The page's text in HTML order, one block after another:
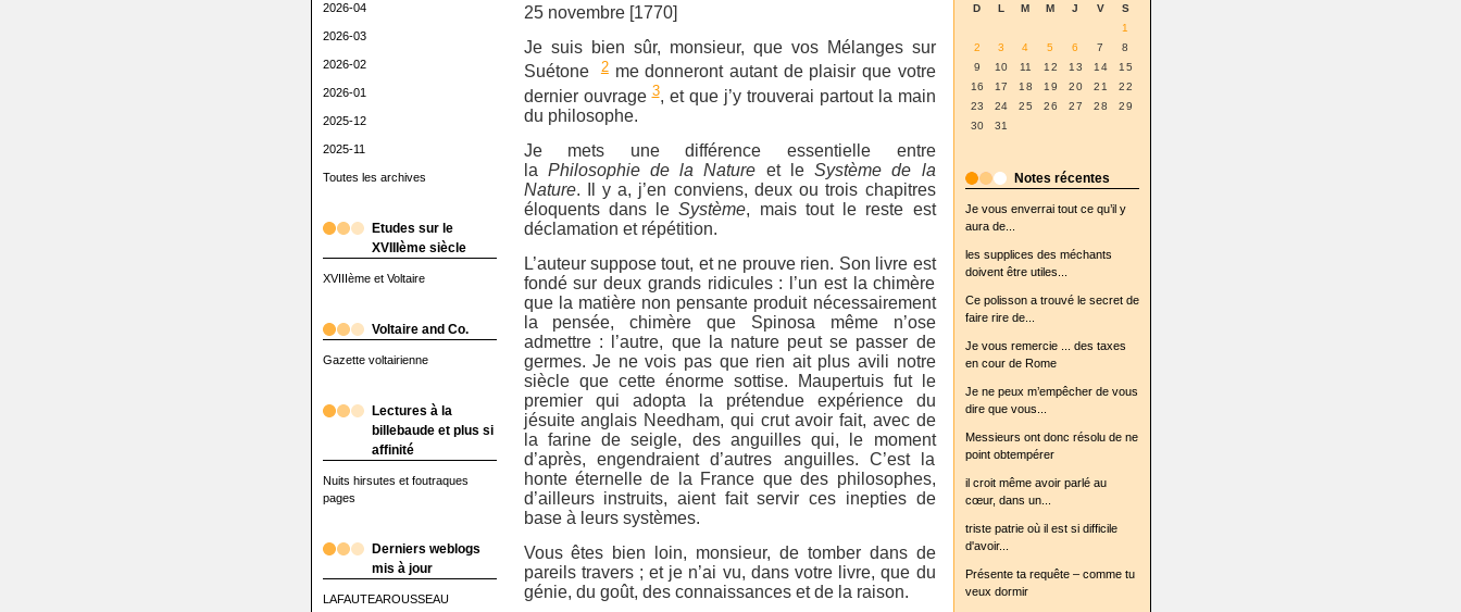
2026-04
2026-03
2026-02
2026-01
2025-12
2025-11
Toutes les archives
Etudes sur le
XVIIIème siècle
XVIIIème et Voltaire
Voltaire and Co.
Gazette voltairienne
Lectures à la
billebaude et plus si
affinité
Nuits hirsutes et foutraques
pages
Derniers weblogs
mis à jour
LAFAUTEAROUSSEAU
D L M M J V
S
1
2
3 4 5 6 7
8
9
10 11 12 13 14
15
16
17 18 19 20 21
22
23
24 25 26 27 28
29
30
31
Notes récentes
Je vous enverrai tout ce qu’il y
aura de...
les supplices des méchants
doivent être utiles...
Ce polisson a trouvé le secret de
faire rire de...
Je vous remercie ... des taxes
en cour de Rome
Je ne peux m’empêcher de vous
dire que vous...
Messieurs ont donc résolu de ne
point obtempérer
il croit même avoir parlé au
cœur, dans un...
triste patrie où il est si difficile
d'avoir...
Présente ta requête – comme tu
veux dormir
25 novembre [1770]
Je suis bien sûr, monsieur, que vos Mélanges sur
Suétone2me donneront autant de plaisir que votre
dernier ouvrage3, et que j’y trouverai partout la main
du philosophe.
Je mets une différence essentielle entre
la Philosophie de la Nature et leSystème de la
Nature. Il y a, j’en conviens, deux ou trois chapitres
éloquents dans leSystème, mais tout le reste est
déclamation et répétition.
L’auteur suppose tout, et ne prouve rien. Son livre est
fondé sur deux grands ridicules : l’un est la chimère
que la matière non pensante produit nécessairement
la pensée, chimère que Spinosa même n’ose
admettre : l’autre, que la nature peut se passer de
germes. Je ne vois pas que rien ait plus avili notre
siècle que cette énorme sottise. Maupertuis fut le
premier qui adopta la prétendue expérience du
jésuite anglais Needham, qui crut avoir fait, avec de
la farine de seigle, des anguilles qui, le moment
d’après, engendraient d’autres anguilles. C’est la
honte éternelle de la France que des philosophes,
d’ailleurs instruits, aient fait servir ces inepties de
base à leurs systèmes.
Vous êtes bien loin, monsieur, de tomber dans de
pareils travers ; et je n’ai vu, dans votre livre, que du
génie, du goût, des connaissances et de la raison.